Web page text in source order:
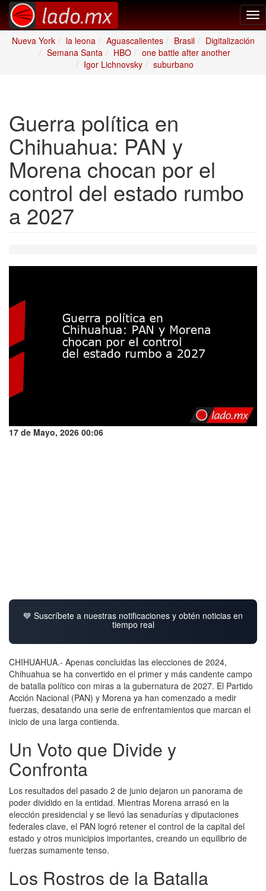
Nueva York
la leona Aguascalientes Brasil
Digitalización
Semana Santa
HBO
one battle after another
Igor Lichnovsky
suburbano
Guerra política en
Chihuahua: PAN y
Morena chocan por el
control del estado rumbo
a 2027
17 de Mayo, 2026 00:06
💙 Suscríbete a nuestras notificaciones y obtén noticias en
tiempo real
CHIHUAHUA.- Apenas concluidas las elecciones de 2024,
Chihuahua se ha convertido en el primer y más candente campo
de batalla político con miras a la gubernatura de 2027. El Partido
Acción Nacional (PAN) y Morena ya han comenzado a medir
fuerzas, desatando una serie de enfrentamientos que marcan el
inicio de una larga contienda.
Un Voto que Divide y
Confronta
Los resultados del pasado 2 de junio dejaron un panorama de
poder dividido en la entidad. Mientras Morena arrasó en la
elección presidencial y se llevó las senadurías y diputaciones
federales clave, el PAN logró retener el control de la capital del
estado y otros municipios importantes, creando un equilibrio de
fuerzas sumamente tenso.
Los Rostros de la Batalla